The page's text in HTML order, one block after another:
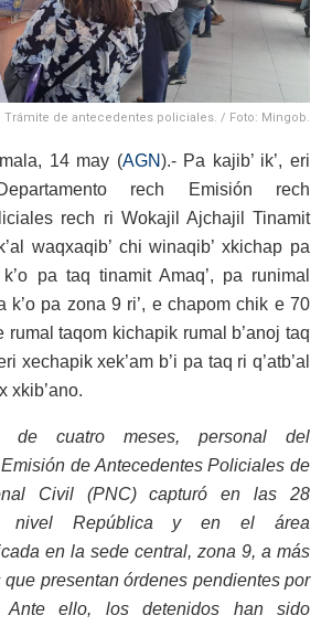
Trámite de antecedentes policiales. / Foto: Mingob.
14 may (AGN).- Pa kajib’ ik’, eri
rech Emisión rech
rech ri Wokajil Ajchajil Tinamit
waqxaqib’ chi winaqib’ xkichap pa
pa taq tinamit Amaq’, pa runimal
k’o pa zona 9 ri’, e chapom chik e 70
taqom kichapik rumal b’anoj taq
xechapik xek’am b’i pa taq ri q’atb’al
xkib’ano.
de cuatro meses, personal del
de Antecedentes Policiales de
Civil (PNC) capturó en las 28
nivel República y en el área
en la sede central, zona 9, a más
presentan órdenes pendientes por
Ante ello, los detenidos han sido